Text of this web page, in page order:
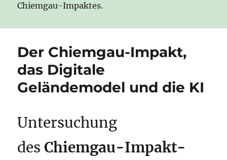
Chiemgau-Impaktes.
Der Chiemgau-Impakt,
das Digitale
Geländemodel und die KI
Untersuchung
desChiemgau-Impakt-